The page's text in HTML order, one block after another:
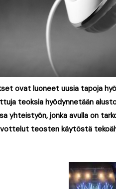
ovat luoneet uusia tapoja
teoksia hyödynnetään
yhteistyön, jonka avulla on
teosten käytöstä